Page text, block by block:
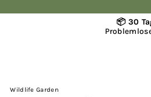
📦 30
Wildlife Garden